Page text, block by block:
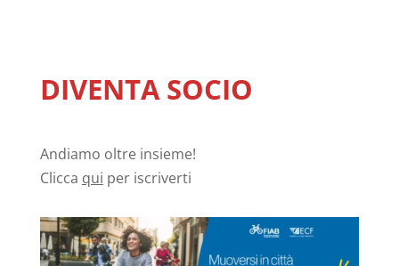
DIVENTA SOCIO
Andiamo oltre insieme!
Clicca qui per iscriverti